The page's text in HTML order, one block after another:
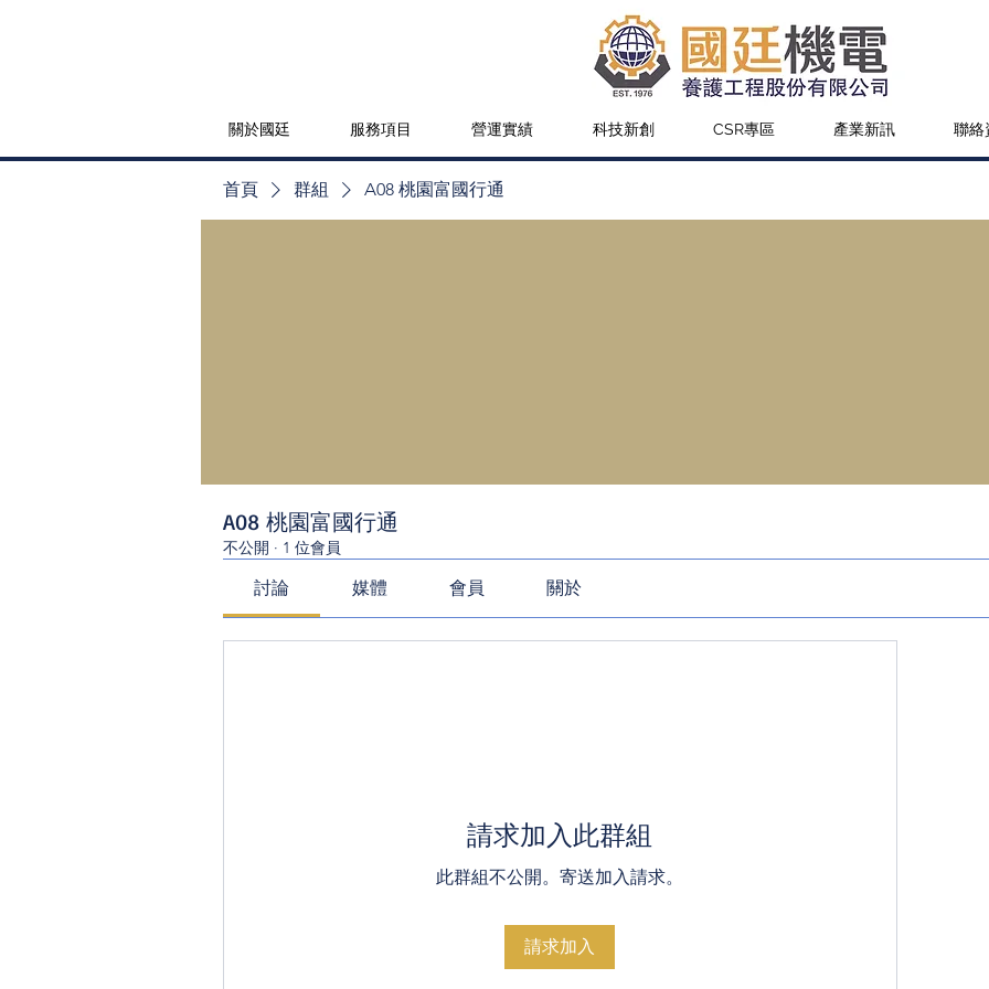
關於國廷 服務項目 營運實績 科技新創 CSR專區 產業新訊 聯絡
首頁 群組 A08 桃園富國行通
A08 桃園富國行通
不公開 · 1 位會員
討論 媒體 會員 關於
請求加入此群組
此群組不公開。寄送加入請求。
請求加入